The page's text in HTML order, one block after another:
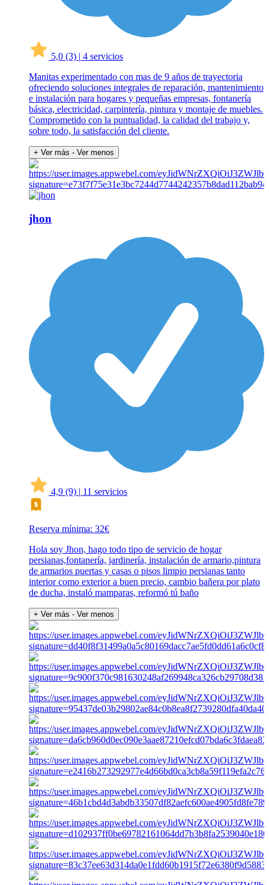
5,0 (3) | 4 servicios
Manitas experimentado con mas de 9 años de trayectoria
ofreciendo soluciones integrales de reparación, mantenimiento
e instalación para hogares y pequeñas empresas, fontanería
básica, electricidad, carpintería, pintura y montaje de muebles.
Comprometido con la puntualidad, la calidad del trabajo y,
sobre todo, la satisfacción del cliente.
+ Ver más - Ver menos
jhon
4,9 (9) | 11 servicios
Reserva mínima: 32€
Hola soy Jhon, hago todo tipo de servicio de hogar
persianas,fontanería, jardinería, instalación de armario,pintura
de armarios puertas y casas o pisos limpio persianas tanto
interior como exterior a buen precio, cambio bañera por plato
de ducha, instaló mamparas, reformó tú baño
+ Ver más - Ver menos